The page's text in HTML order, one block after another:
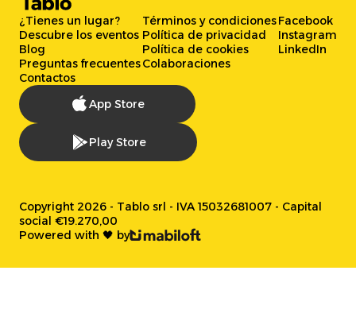
¿Tienes un lugar?
Descubre los eventos
Blog
Preguntas frecuentes
Contactos
Términos y condiciones
Política de privacidad
Política de cookies
Colaboraciones
Facebook
Instagram
LinkedIn
App Store
Play Store
Copyright 2026 - Tablo srl - IVA 15032681007 - Capital
social €19.270,00
Powered with 🖤 by